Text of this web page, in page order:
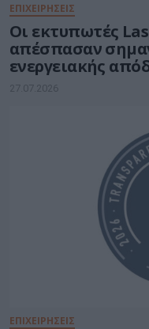
ΕΠΙΧΕΙΡΗΣΕΙΣ
Οι εκτυπωτές
απέσπασαν
ενεργειακής
Intelligence
27.07.2026
ΕΠΙΧΕΙΡΗΣΕΙΣ